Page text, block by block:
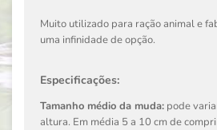
Muito utilizado para ração animal e
uma infinidade de opção.
Especificações:
Tamanho médio da muda: pode
altura. Em média 5 a 10 cm de